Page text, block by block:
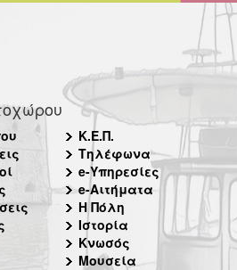
Κ.Ε.Π.
Τηλέφωνα
e-Υπηρεσίες
e-Αιτήματα
Η Πόλη
Ιστορία
Κνωσός
Μουσεία